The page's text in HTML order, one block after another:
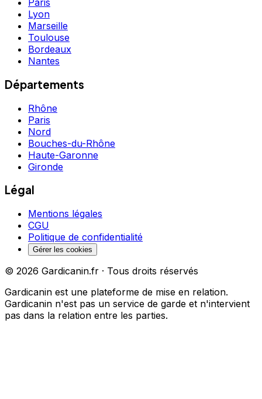
Paris
Lyon
Marseille
Toulouse
Bordeaux
Nantes
Départements
Rhône
Paris
Nord
Bouches-du-Rhône
Haute-Garonne
Gironde
Légal
Mentions légales
CGU
Politique de confidentialité
Gérer les cookies
© 2026 Gardicanin.fr · Tous droits réservés
Gardicanin est une plateforme de mise en relation.
Gardicanin n'est pas un service de garde et n'intervient
pas dans la relation entre les parties.